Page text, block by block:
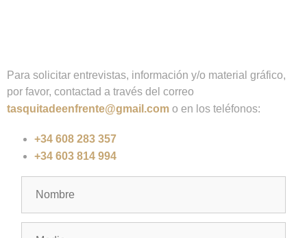
Para solicitar entrevistas, información y/o material gráfico,
por favor, contactad a través del correo
tasquitadeenfrente@gmail.com o en los teléfonos:
+34 608 283 357
+34 603 814 994